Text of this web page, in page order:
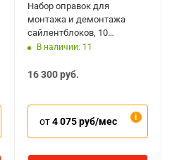
Набор оправок для
монтажа и демонтажа
сайлентблоков, 10
предметов в кейсе Мастак
В наличии: 11
16 300руб.
от4 075 руб/мес